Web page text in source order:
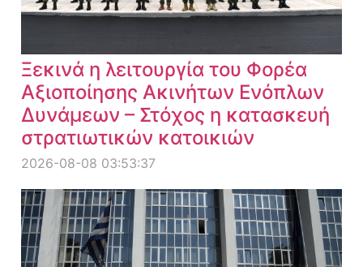
Ξεκινά η λειτουργία του Φορέα
Αξιοποίησης Ακινήτων Ενόπλων
Δυνάμεων – Στόχος η κατασκευή
στρατιωτικών κατοικιών
2026-08-08 03:53:37